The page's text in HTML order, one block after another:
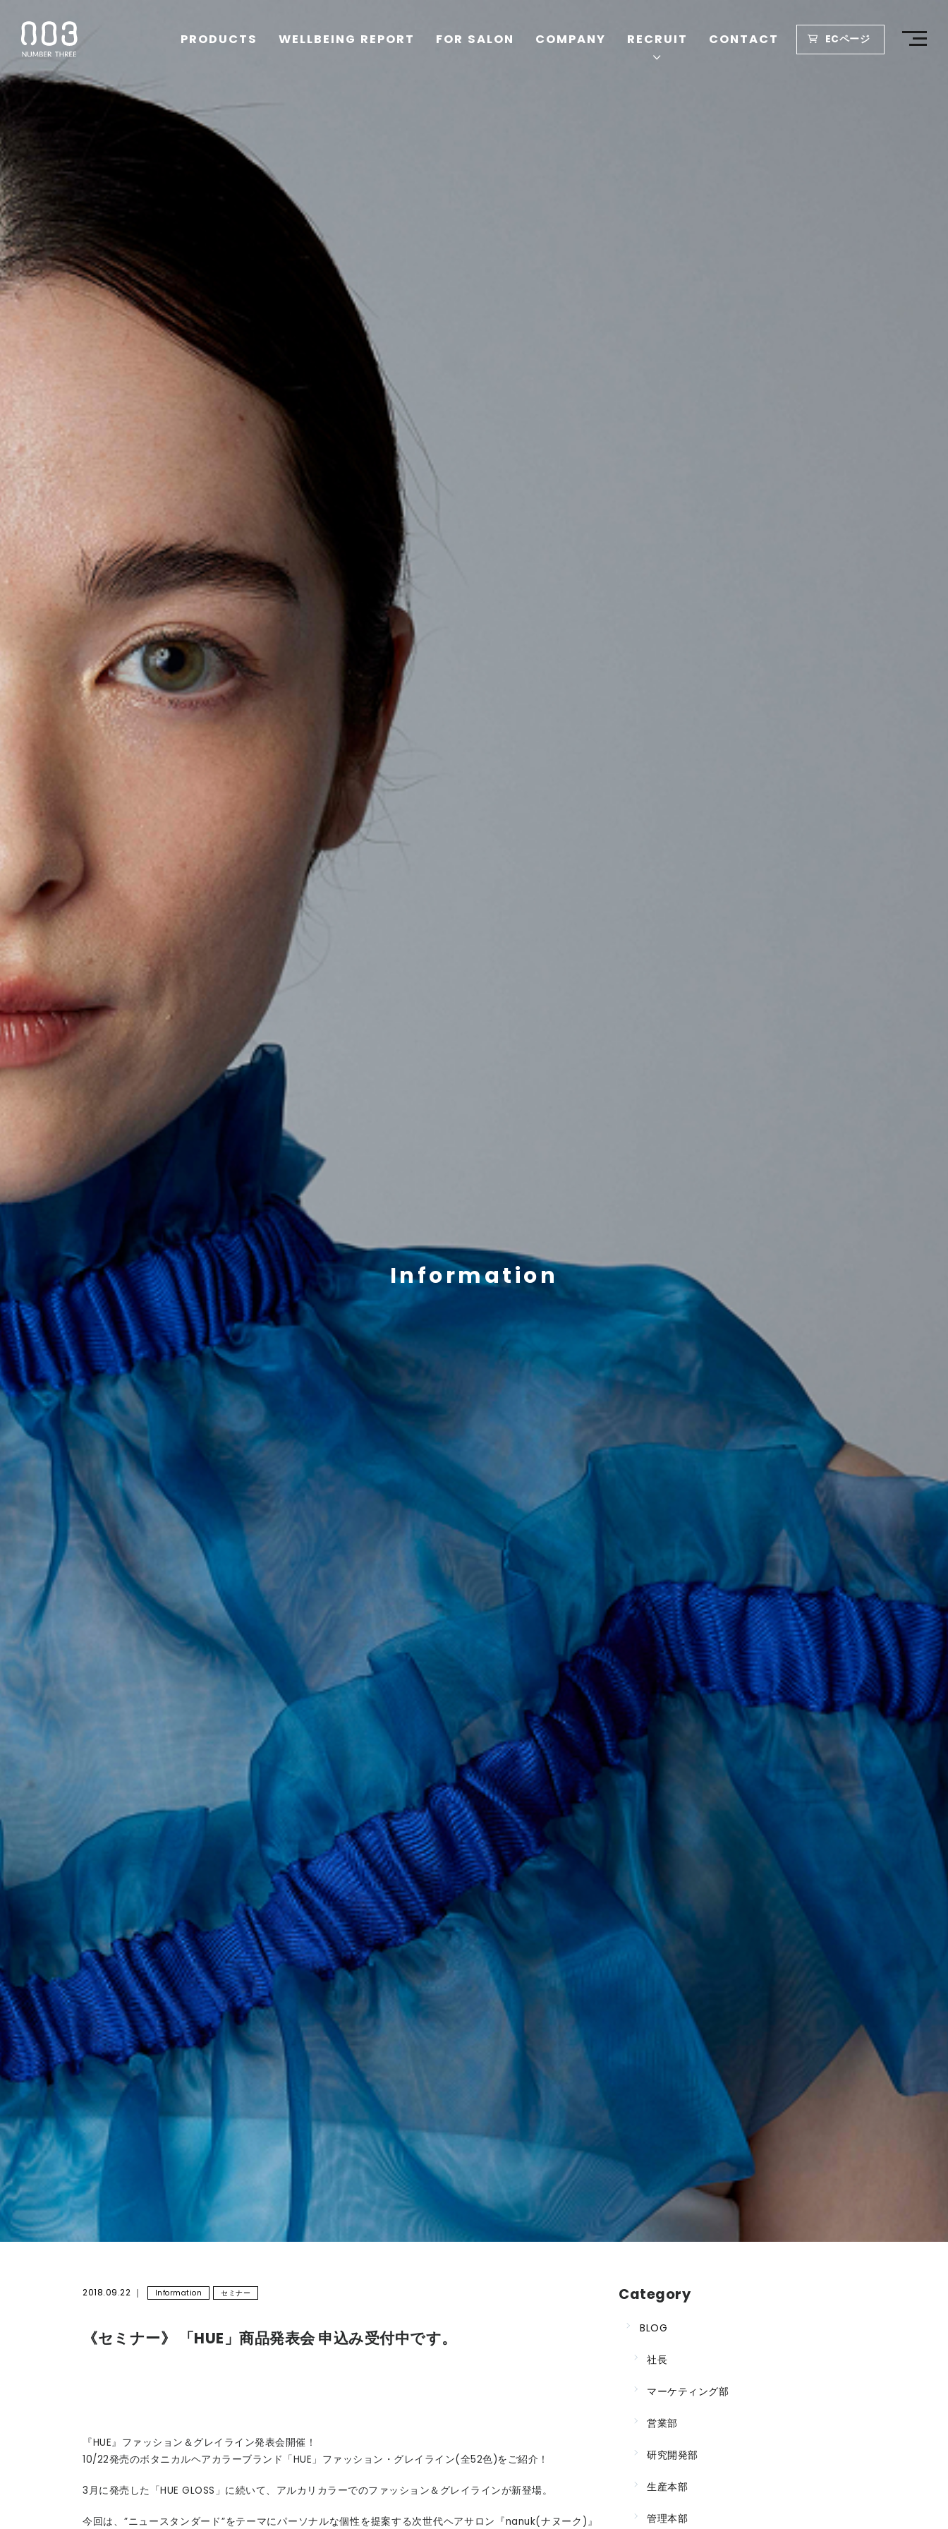
PRODUCTS WELLBEING REPORT FOR SALON COMPANY RECRUIT CONTACT ECページ
Information
2018.09.22 Information セミナー
《セミナー》 「HUE」商品発表会 申込み受付中です。
『HUE』ファッション＆グレイライン発表会開催！
10/22発売のボタニカルヘアカラーブランド「HUE」ファッション・グレイライン(全52色)をご紹介！
3月に発売した「HUE GLOSS」に続いて、アルカリカラーでのファッション＆グレイラインが新登場。
今回は、”ニュースタンダード”をテーマにパーソナルな個性を提案する次世代ヘアサロン『nanuk(ナヌーク)』
Category
BLOG
社長
マーケティング部
営業部
研究開発部
生産本部
管理本部